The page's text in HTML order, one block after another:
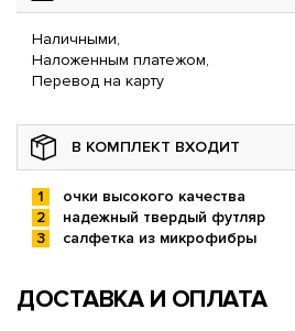
Наличными,
Наложенным платежом,
Перевод на карту
В КОМПЛЕКТ ВХОДИТ
очки высокого качества
надежный твердый футляр
салфетка из микрофибры
ДОСТАВКА И ОПЛАТА